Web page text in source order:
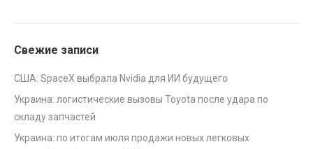
Свежие записи
США: SpaceX выбрала Nvidia для ИИ будущего
Украина: логистические вызовы Toyota после удара по
складу запчастей
Украина: по итогам июля продажи новых легковых